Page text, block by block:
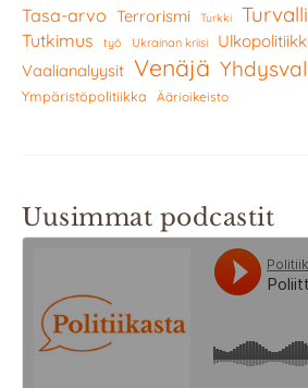
Tasa-arvo Terrorismi Turkki
Tutkimus työ Ukrainan kriisi
Vaalianalyysit Venäjä
Ympäristöpolitiikka Äärioikeisto
Uusimmat podcastit